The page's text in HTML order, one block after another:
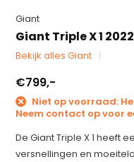
Giant
Giant Triple X 1
Bekijk alles Giant
€799,-
Niet op voorraad:
Neem contact op voor
De Giant Triple X 1 heeft
versnellingen en